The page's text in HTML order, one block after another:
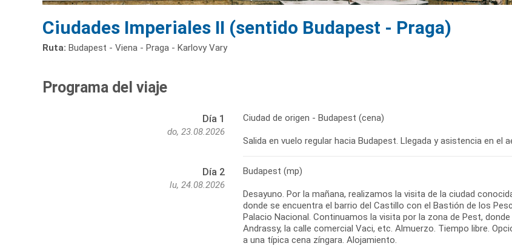
Ciudades Imperiales II (sentido Budapest - Praga)
Ruta: Budapest - Viena - Praga - Karlovy Vary
Programa del viaje
Día 1
do, 23.08.2026
Ciudad de origen - Budapest (cena)
Salida en vuelo regular hacia Budapest. Llegada y asistencia en el
Día 2
lu, 24.08.2026
Budapest (mp)
Desayuno. Por la mañana, realizamos la visita de la ciudad
donde se encuentra el barrio del Castillo con el Bastión de los
Palacio Nacional. Continuamos la visita por la zona de Pest,
Andrassy, la calle comercial Vaci, etc. Almuerzo. Tiempo libre.
a una típica cena zíngara. Alojamiento.